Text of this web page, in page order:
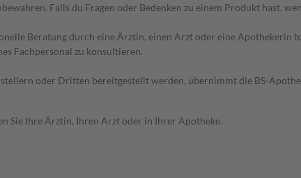
Falls du Fragen oder Bedenken zu einem Produkt hast,
Beratung durch eine Ärztin, einen Arzt oder eine Apothekerin
Fachpersonal zu konsultieren.
oder Dritten bereitgestellt werden, übernimmt die BS-
Sie Ihre Ärztin, Ihren Arzt oder in Ihrer Apotheke.